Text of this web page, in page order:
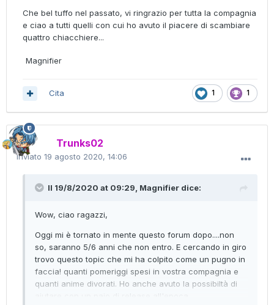
Che bel tuffo nel passato, vi ringrazio per tutta la compagnia
e ciao a tutti quelli con cui ho avuto il piacere di scambiare
quattro chiacchiere...
Magnifier
1 1
Cita
Trunks02
Inviato 19 agosto 2020, 14:06
Il 19/8/2020 at 09:29, Magnifier dice:
Wow, ciao ragazzi,
Oggi mi è tornato in mente questo forum dopo....non
so, saranno 5/6 anni che non entro. E cercando in giro
trovo questo topic che mi ha colpito come un pugno in
faccia! quanti pomeriggi spesi in vostra compagnia e
quanti anime divorati. Ho anche avuto la possibiltà di